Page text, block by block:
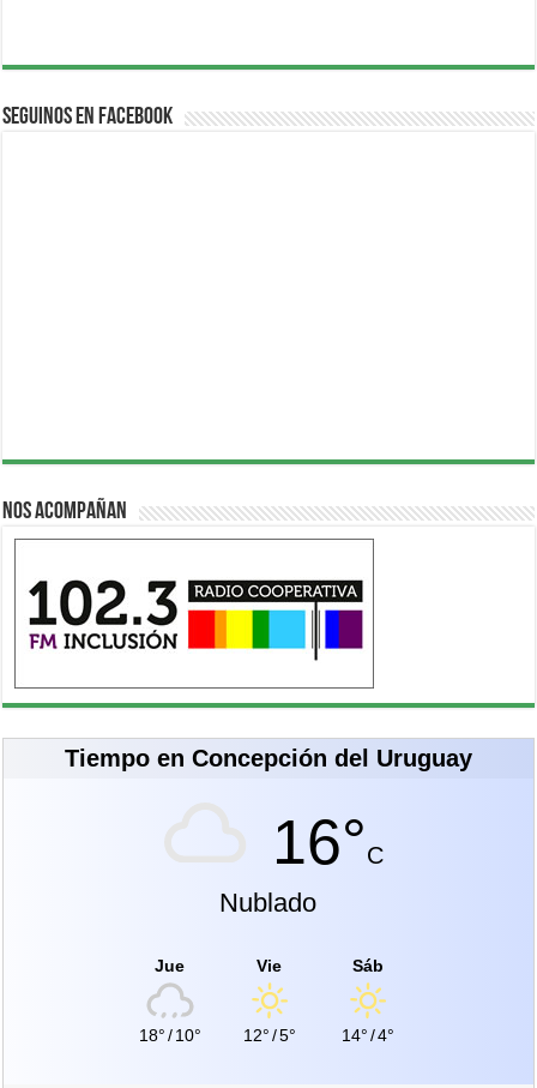
Seguinos en Facebook
Nos acompañan
Tiempo en Concepción del Uruguay
16°C
Nublado
Jue
18°/10°
Vie
12°/5°
Sáb
14°/4°